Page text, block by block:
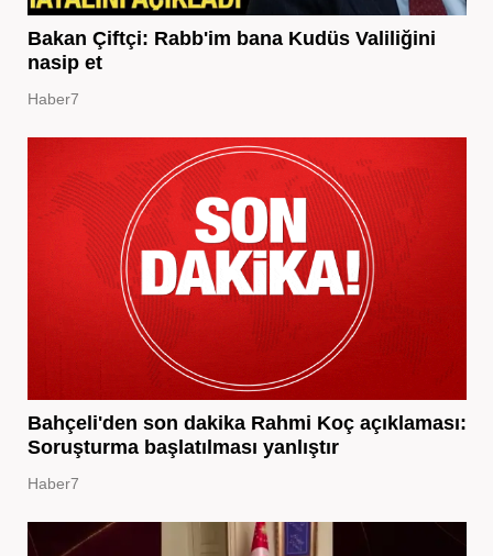
Bakan Çiftçi: Rabb'im bana Kudüs Valiliğini
nasip et
Haber7
Bahçeli'den son dakika Rahmi Koç açıklaması:
Soruşturma başlatılması yanlıştır
Haber7